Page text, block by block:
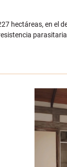
hectáreas, en